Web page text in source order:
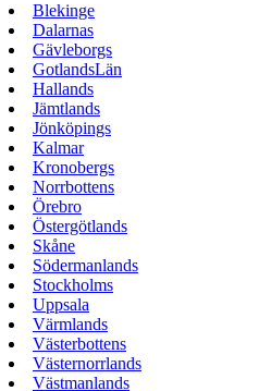
Blekinge
Dalarnas
Gävleborgs
GotlandsLän
Hallands
Jämtlands
Jönköpings
Kalmar
Kronobergs
Norrbottens
Örebro
Östergötlands
Skåne
Södermanlands
Stockholms
Uppsala
Värmlands
Västerbottens
Västernorrlands
Västmanlands